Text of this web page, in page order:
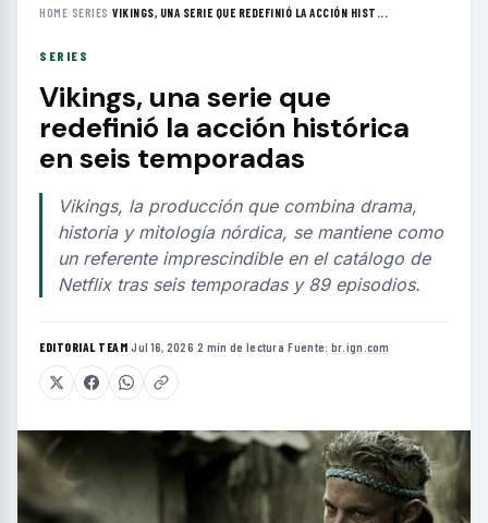
HOME› SERIES ›VIKINGS, UNA SERIE QUE REDEFINIÓ LA ACCIÓN HIST...
SERIES
Vikings, una serie que
redefinió la acción histórica
en seis temporadas
Vikings, la producción que combina drama,
historia y mitología nórdica, se mantiene como
un referente imprescindible en el catálogo de
Netflix tras seis temporadas y 89 episodios.
EDITORIAL TEAM·Jul 16, 2026·2 min de lectura·Fuente: br.ign.com